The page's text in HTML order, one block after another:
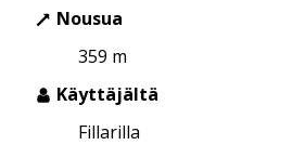
Nousua
359 m
Käyttäjältä
Fillarilla